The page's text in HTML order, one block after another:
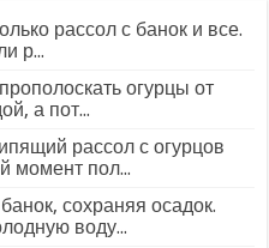
рассол с банок и все.
р...
огурцы от
а пот...
рассол с огурцов
момент пол...
сохраняя осадок.
воду...